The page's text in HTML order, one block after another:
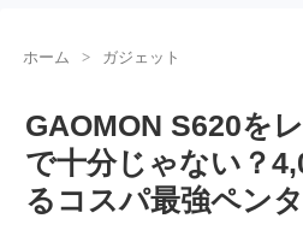
ホーム ガジェット
GAOMON S620を
で十分じゃない？
るコスパ最強ペン